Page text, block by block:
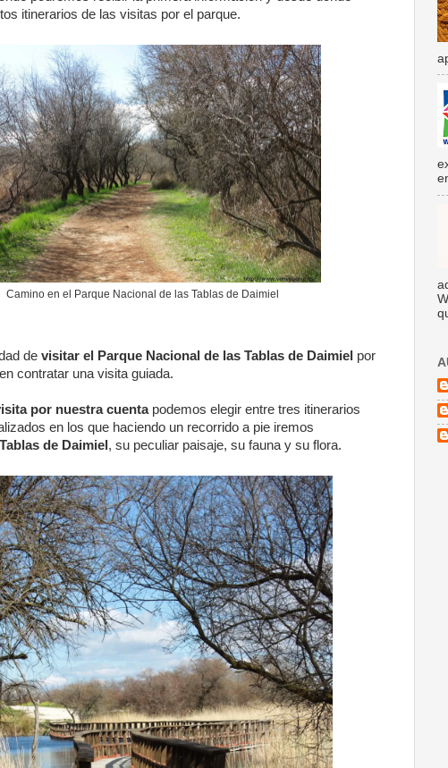
itinerarios de las visitas por el parque.
Camino en el Parque Nacional de las Tablas de Daimiel
de visitar el Parque Nacional de las Tablas de Daimiel por
contratar una visita guiada.
por nuestra cuentapodemos elegir entre tres itinerarios
en los que haciendo un recorrido a pie iremos
de Daimiel , su peculiar paisaje, su fauna y su flora.